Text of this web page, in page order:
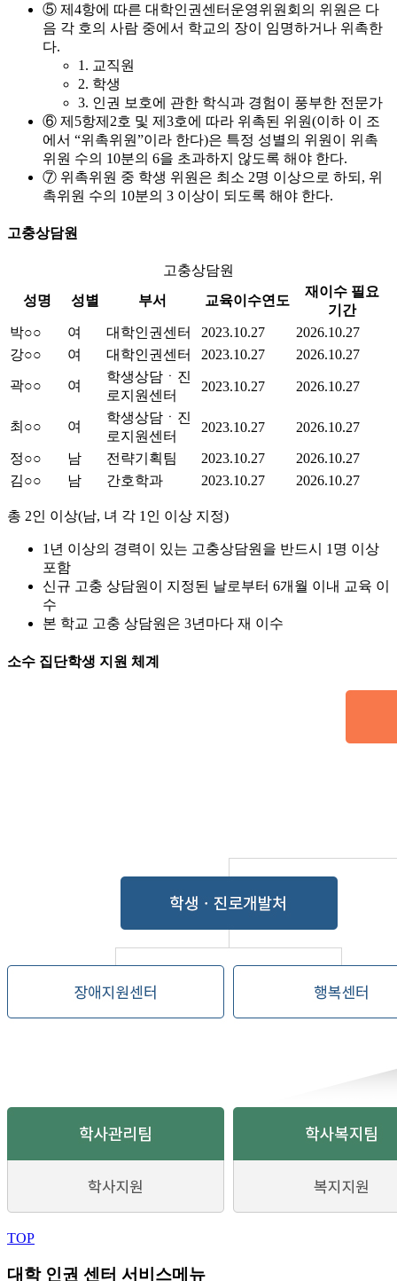
⑤ 제4항에 따른 대학인권센터운영위원회의 위원은 다
음 각 호의 사람 중에서 학교의 장이 임명하거나 위촉한
다.
1. 교직원
2. 학생
3. 인권 보호에 관한 학식과 경험이 풍부한 전문가
⑥ 제5항제2호 및 제3호에 따라 위촉된 위원(이하 이 조
에서 “위촉위원”이라 한다)은 특정 성별의 위원이 위촉
위원 수의 10분의 6을 초과하지 않도록 해야 한다.
⑦ 위촉위원 중 학생 위원은 최소 2명 이상으로 하되, 위
촉위원 수의 10분의 3 이상이 되도록 해야 한다.
고충상담원
고충상담원
성명
성별 부서 교육이수연도
재이수 필요
기간
박○○
여 대학인권센터 2023.10.27
2026.10.27
강○○
여 대학인권센터 2023.10.27 2026.10.27
곽○○ 여
학생상담ㆍ진
로지원센터
2023.10.27 2026.10.27
최○○ 여
학생상담ㆍ진
로지원센터
2023.10.27 2026.10.27
정○○ 남 전략기획팀 2023.10.27
2026.10.27
김○○
남 간호학과 2023.10.27 2026.10.27
총 2인 이상(남, 녀 각 1인 이상 지정)
1년 이상의 경력이 있는 고충상담원을 반드시 1명 이상
포함
신규 고충 상담원이 지정된 날로부터 6개월 이내 교육 이
수
본 학교 고충 상담원은 3년마다 재 이수
소수 집단학생 지원 체계
TOP
대학 인권 센터 서비스메뉴